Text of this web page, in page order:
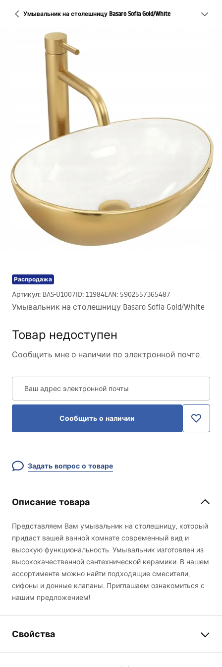
Умывальник на столешницу Basaro Sofia Gold/White
Распродажа
Артикул: BAS-U1007ID: 11984EAN: 5902557365487
Умывальник на столешницу Basaro Sofia Gold/White
Товар недоступен
Сообщить мне о наличии по электронной почте.
Ваш адрес электронной почты
Сообщить о наличии
Задать вопрос о товаре
Описание товара
Представляем Вам умывальник на столешницу, который
придаст вашей ванной комнате современный вид и
высокую функциональность. Умывальник изготовлен из
высококачественной сантехнической керамики. В нашем
ассортименте можно найти подходящие смесители,
сифоны и донные клапаны. Приглашаем ознакомиться с
нашим предложением!
Свойства